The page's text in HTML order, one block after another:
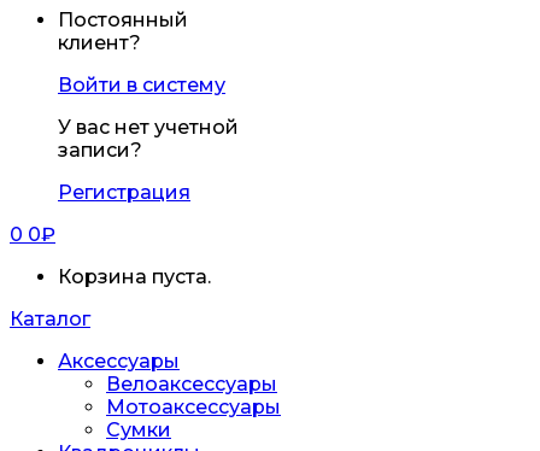
Постоянный
клиент?
Войти в систему
У вас нет учетной
записи?
Регистрация
0 0₽
Корзина пуста.
Каталог
Аксессуары
Велоаксессуары
Мотоаксессуары
Сумки